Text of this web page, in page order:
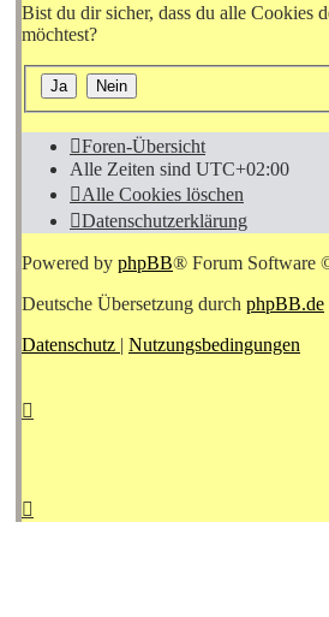
Bist du dir sicher, dass du alle Cookies
möchtest?
Foren-Übersicht
Alle Zeiten sind UTC+02:00
Alle Cookies löschen
Datenschutzerklärung
Powered by phpBB® Forum Software
Deutsche Übersetzung durch phpBB.de
Datenschutz | Nutzungsbedingungen